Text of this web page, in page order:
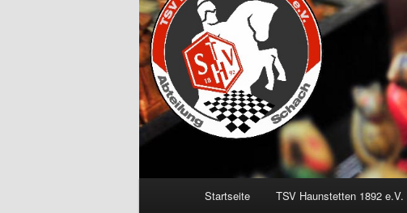
Zum
Startseite TSV Haunstetten 1892 e.V.